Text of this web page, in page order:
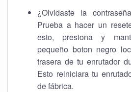
¿Olvidaste la
Prueba a hacer un
esto, presiona y
pequeño boton negro
trasera de tu enrutador
Esto reiniciara tu
de fábrica.